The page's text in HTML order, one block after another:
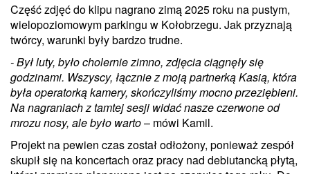
Część zdjęć do klipu nagrano zimą 2025 roku na pustym,
wielopoziomowym parkingu w Kołobrzegu. Jak przyznają
twórcy, warunki były bardzo trudne.
- Był luty, było cholernie zimno, zdjęcia ciągnęły się
godzinami. Wszyscy, łącznie z moją partnerką Kasią, która
była operatorką kamery, skończyliśmy mocno przeziębieni.
Na nagraniach z tamtej sesji widać nasze czerwone od
mrozu nosy, ale było warto– mówi Kamil.
Projekt na pewien czas został odłożony, ponieważ zespół
skupił się na koncertach oraz pracy nad debiutancką płytą,